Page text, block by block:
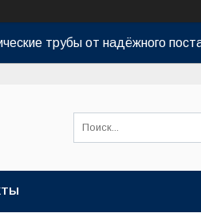
трубы от надёжного